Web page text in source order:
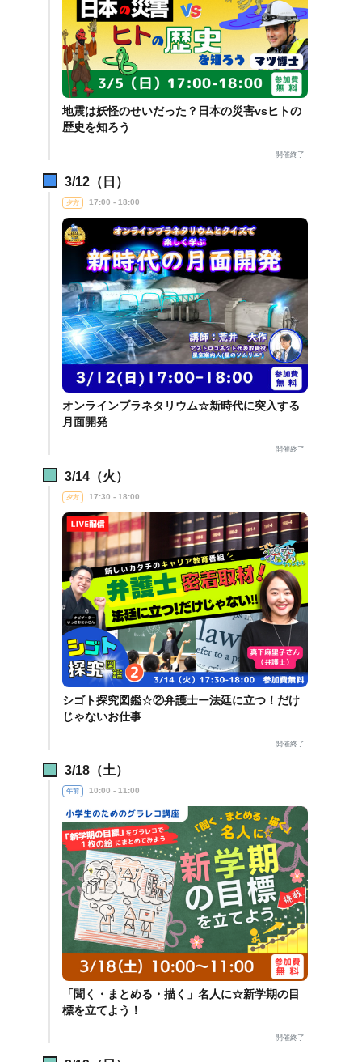
地震は妖怪のせいだった？日本の災害vsヒトの
歴史を知ろう
開催終了
3/12（日）
夕方 17:00 - 18:00
オンラインプラネタリウム☆新時代に突入する
月面開発
開催終了
3/14（火）
夕方 17:30 - 18:00
シゴト探究図鑑☆②弁護士ー法廷に立つ！だけ
じゃないお仕事
開催終了
3/18（土）
午前 10:00 - 11:00
「聞く・まとめる・描く」名人に☆新学期の目
標を立てよう！
開催終了